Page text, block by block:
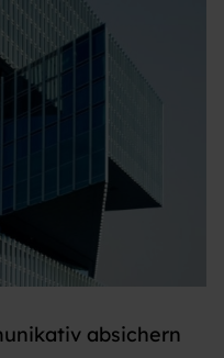
absichern